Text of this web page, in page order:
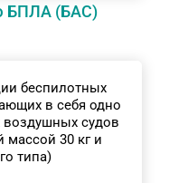
БПЛА (БАС)
беспилотных
в себя одно
воздушных судов
массой 30 кг и
типа)